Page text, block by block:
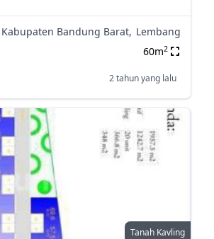
Kabupaten Bandung Barat, Lembang
60m2
2 tahun yang lalu
Tanah Kavling